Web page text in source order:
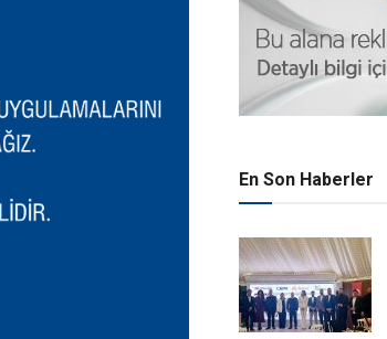
En Son Haberler